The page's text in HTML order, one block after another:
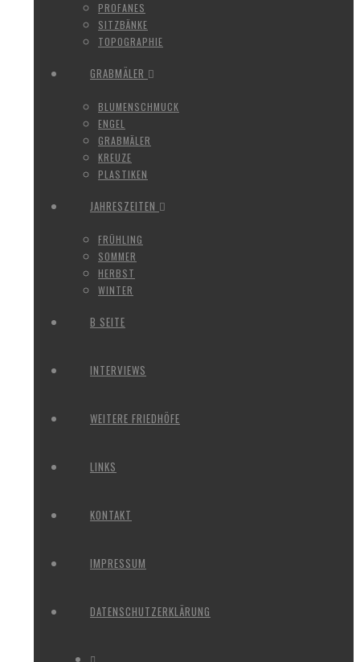
PROFANES
SITZBÄNKE
TOPOGRAPHIE
GRABMÄLER
BLUMENSCHMUCK
ENGEL
GRABMÄLER
KREUZE
PLASTIKEN
JAHRESZEITEN
FRÜHLING
SOMMER
HERBST
WINTER
B SEITE
INTERVIEWS
WEITERE FRIEDHÖFE
LINKS
KONTAKT
IMPRESSUM
DATENSCHUTZERKLÄRUNG